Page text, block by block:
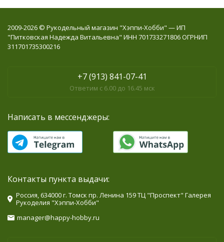
2009-2026 © Рукодельный магазин "Хэппи-Хобби" — ИП
"Питковская Надежда Витальевна" ИНН 701733271806 ОГРНИП
311701735300216
+7 (913) 841-07-41
Ответим с 6.00 до 16.45 мск
Написать в мессенджеры:
Контакты пункта выдачи:
Россия, 634000 г. Томск пр. Ленина 159 ТЦ "Проспект" Галерея
Рукоделия "Хэппи-Хобби"
manager@happy-hobby.ru